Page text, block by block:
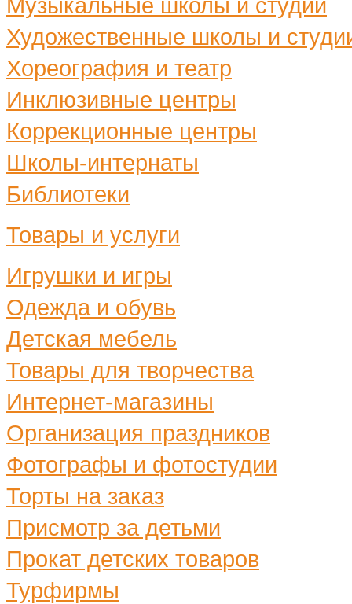
Художественные школы и
Хореография и театр
Инклюзивные центры
Коррекционные центры
Школы-интернаты
Библиотеки
Товары и услуги
Игрушки и игры
Одежда и обувь
Детская мебель
Товары для творчества
Интернет-магазины
Организация праздников
Фотографы и фотостудии
Торты на заказ
Присмотр за детьми
Прокат детских товаров
Турфирмы